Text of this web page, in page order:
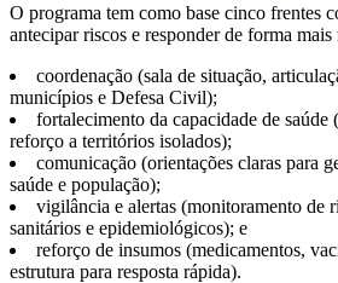
O programa tem como base cinco frentes
antecipar riscos e responder de forma mais
coordenação (sala de situação,
municípios e Defesa Civil);
fortalecimento da capacidade de saúde
reforço a territórios isolados);
comunicação (orientações claras para
saúde e população);
vigilância e alertas (monitoramento de
sanitários e epidemiológicos); e
reforço de insumos (medicamentos,
estrutura para resposta rápida).